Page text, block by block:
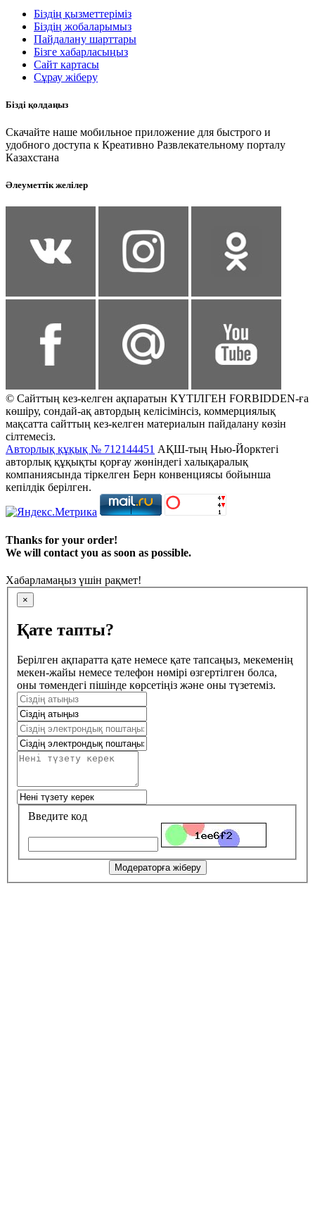
Біздің қызметтеріміз
Біздің жобаларымыз
Пайдалану шарттары
Бізге хабарласыңыз
Сайт картасы
Сұрау жіберу
Бізді қолдаңыз
Скачайте наше мобильное приложение для быстрого и
удобного доступа к Креативно Развлекательному порталу
Казахстана
Әлеуметтік желілер
© Сайттың кез-келген ақпаратын КҮТІЛГЕН FORBIDDEN-ға
көшіру, сондай-ақ автордың келісімінсіз, коммерциялық
мақсатта сайттың кез-келген материалын пайдалану көзін
сілтемесіз.
Авторлық құқық № 712144451 АҚШ-тың Нью-Йорктегі
авторлық құқықты қорғау жөніндегі халықаралық
компаниясында тіркелген Берн конвенциясы бойынша
кепілдік берілген.
Thanks for your order!
We will contact you as soon as possible.
Хабарламаңыз үшін рақмет!
×
Қате тапты?
Берілген ақпаратта қате немесе қате тапсаңыз, мекеменің
мекен-жайы немесе телефон нөмірі өзгертілген болса,
оны төмендегі пішінде көрсетіңіз және оны түзетеміз.
Введите код
Модераторға жіберу